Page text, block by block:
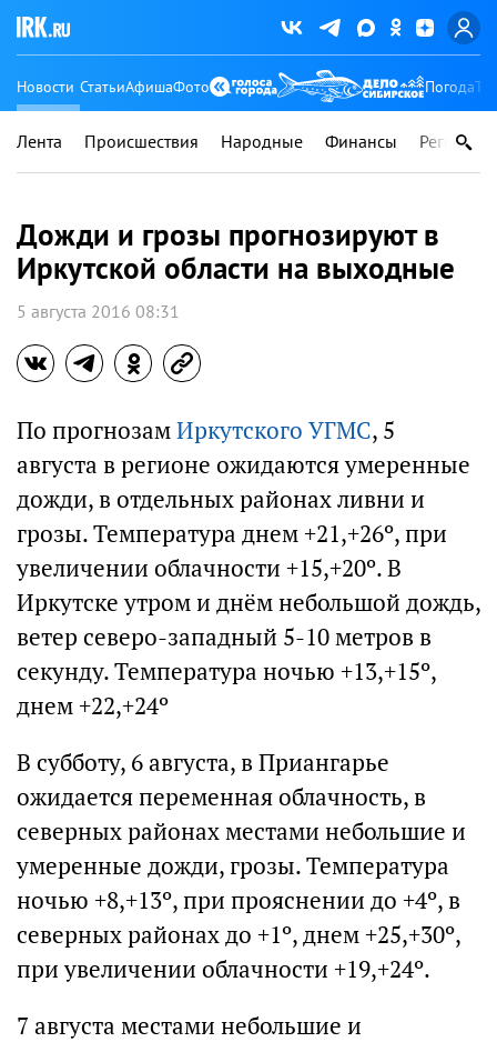
Новости СтатьиАфишаФото Погода
Лента Происшествия Народные Финансы Регионы
Дожди и грозы прогнозируют в
Иркутской области на выходные
5 августа 2016 08:31
По прогнозамИркутского УГМС, 5
августа в регионе ожидаются умеренные
дожди, в отдельных районах ливни и
грозы. Температура днем +21,+26º, при
увеличении облачности +15,+20º. В
Иркутске утром и днём небольшой дождь,
ветер северо-западный 5-10 метров в
секунду. Температура ночью +13,+15º,
днем +22,+24º
В субботу, 6 августа, в Приангарье
ожидается переменная облачность, в
северных районах местами небольшие и
умеренные дожди, грозы. Температура
ночью +8,+13º, при прояснении до +4º, в
северных районах до +1º, днем +25,+30º,
при увеличении облачности +19,+24º.
7 августа местами небольшие и